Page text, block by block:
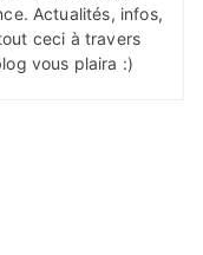
Actualités, infos,
ceci à travers
vous plaira :)